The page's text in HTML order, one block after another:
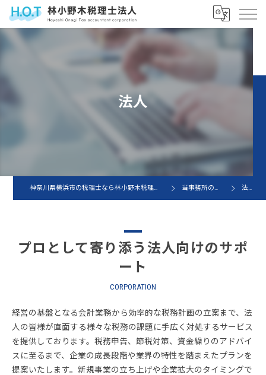
法人
神奈川県横浜市の税理士なら林小野木税理士法人 当事務所の特徴 法人
プロとして寄り添う法人向けのサポ
ート
CORPORATION
経営の基盤となる会計業務から効率的な税務計画の立案まで、法
人の皆様が直面する様々な税務の課題に手広く対処するサービス
を提供しております。税務申告、節税対策、資金繰りのアドバイ
スに至るまで、企業の成長段階や業界の特性を踏まえたプランを
提案いたします。新規事業の立ち上げや企業拡大のタイミングで